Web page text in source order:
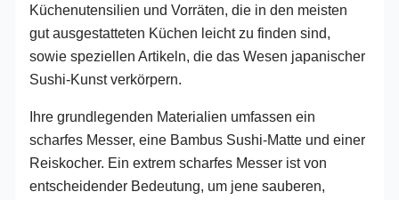
Küchenutensilien und Vorräten, die in den meisten
gut ausgestatteten Küchen leicht zu finden sind,
sowie speziellen Artikeln, die das Wesen japanischer
Sushi-Kunst verkörpern.
Ihre grundlegenden Materialien umfassen ein
scharfes Messer, eine Bambus Sushi-Matte und einer
Reiskocher. Ein extrem scharfes Messer ist von
entscheidender Bedeutung, um jene sauberen,